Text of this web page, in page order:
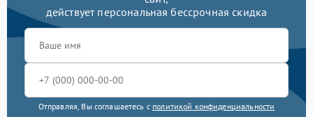
действует персональная бессрочная скидка
Отправляя, Вы соглашаетесь с политикой конфиденциальности